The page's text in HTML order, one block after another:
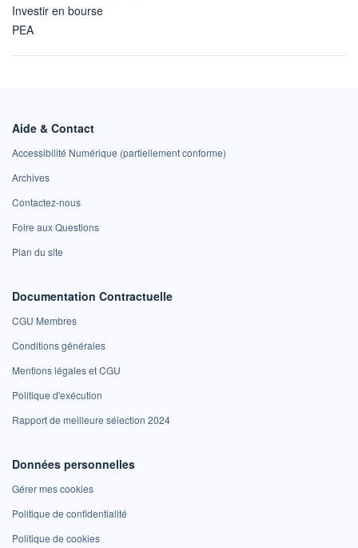
Investir en bourse
PEA
Aide & Contact
Accessibilité Numérique (partiellement conforme)
Archives
Contactez-nous
Foire aux Questions
Plan du site
Documentation Contractuelle
CGU Membres
Conditions générales
Mentions légales et CGU
Politique d'exécution
Rapport de meilleure sélection 2024
Données personnelles
Gérer mes cookies
Politique de confidentialité
Politique de cookies